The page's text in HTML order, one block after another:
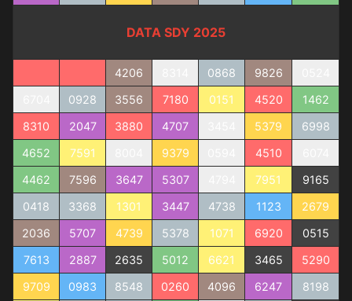
DATA SDY 2025
4206 0868 9826
0928 3556 7180 0151 4520
1462
8310
2047 3880 4707 5379
6998
4652
7591 9379 4510
4462
7596 3647 5307 7951
9165
0418
3368 1301 3447 4738 1123
2679
2036
5707 4739 5378 1071 6920
0515
7613
2887 2635 5012 6621 3465
5290
9709
0983 8548 0260 4096 6247
8198